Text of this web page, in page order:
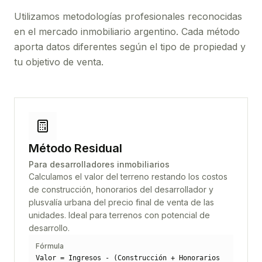
Utilizamos metodologías profesionales reconocidas
en el mercado inmobiliario argentino. Cada método
aporta datos diferentes según el tipo de propiedad y
tu objetivo de venta.
Método Residual
Para desarrolladores inmobiliarios
Calculamos el valor del terreno restando los costos
de construcción, honorarios del desarrollador y
plusvalía urbana del precio final de venta de las
unidades. Ideal para terrenos con potencial de
desarrollo.
Fórmula
Valor = Ingresos - (Construcción + Honorarios